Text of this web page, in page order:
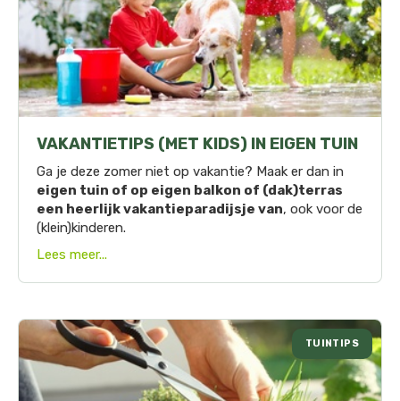
VAKANTIETIPS (MET KIDS) IN EIGEN TUIN
Ga je deze zomer niet op vakantie? Maak er dan in
eigen tuin of op eigen balkon of (dak)terras
een heerlijk vakantieparadijsje van, ook voor de
(klein)kinderen.
Lees meer...
TUINTIPS